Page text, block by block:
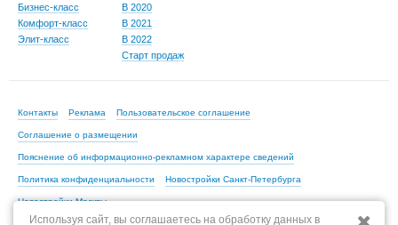
Бизнес-класс
Комфорт-класс
Элит-класс
В 2020
В 2021
В 2022
Старт продаж
Контакты Реклама Пользовательское соглашение
Соглашение о размещении
Пояснение об информационно-рекламном характере сведений
Политика конфиденциальности Новостройки Санкт-Петербурга
Новостройки Москвы
Используя сайт, вы соглашаетесь на обработку данных в